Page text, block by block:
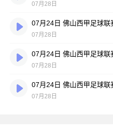
07月28日
07月28日
07月28日
07月28日